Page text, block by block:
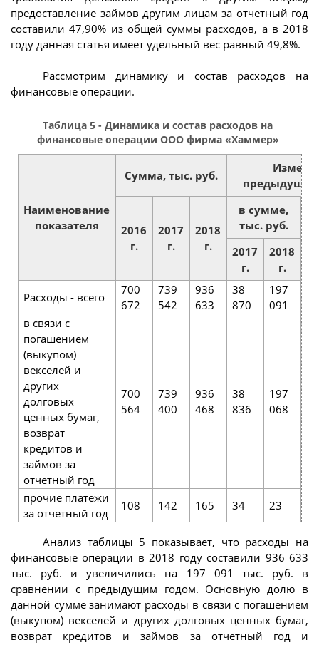
предоставление займов другим лицам за отчетный год
составили 47,90% из общей суммы расходов, а в 2018
году данная статья имеет удельный вес равный 49,8%.
Рассмотрим динамику и состав расходов на
финансовые операции.
Таблица 5 - Динамика и состав расходов на
финансовые операции ООО фирма «Хаммер»
Наименование
показателя
Сумма, тыс. руб.
2016
г.
2017
г.
2018
г.
в сумме,
тыс. руб.
2017
г.
2018
г.
Расходы - всего
700
672
739
542
936
633
38
870
197
091
в связи с
погашением
(выкупом)
векселей и
других
долговых
ценных бумаг,
возврат
кредитов и
займов за
отчетный год
700
564
739
400
936
468
38
836
197
068
прочие платежи
за отчет­ный год
108 142 165 34 23
Анализ таблицы 5 показывает, что расходы на
финансовые операции в 2018 году составили 936 633
тыс. руб. и увеличились на 197 091 тыс. руб. в
сравнении с предыдущим годом. Основную долю в
данной сумме занимают расходы в связи с погашением
(выкупом) векселей и других долговых ценных бумаг,
возврат кредитов и займов за отчетный год и